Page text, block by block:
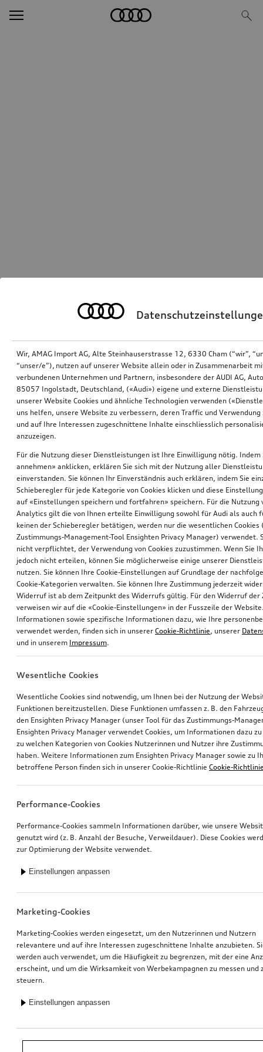
*Unverbindliche Preisempfehlung der Importeurin AMAG Import AG. Inkl.
gesetzlicher MwSt. Preise beim Audi Partner können abweichen; weitere
Wir, AMAG Import AG, Alte Steinhauserstrasse 12, 6330 Cham (“wir”,
“unser/e”), nutzen auf unserer Website allein oder in Zusammenarbeit
verbundenen Unternehmen und Partnern, insbesondere der AUDI AG,
85057 Ingolstadt, Deutschland, («Audi») eigene und externe
unserer Website Cookies und ähnliche Technologien verwenden
uns helfen, unsere Website zu verbessern, deren Traffic und Verwendung
und auf Ihre Interessen zugeschnittene Inhalte einschliesslich
anzuzeigen.
Für die Nutzung dieser Dienstleistungen ist Ihre Einwilligung nötig. Indem
annehmen» anklicken, erklären Sie sich mit der Nutzung aller
einverstanden. Sie können Ihr Einverständnis auch erklären, indem Sie
Schieberegler für jede Kategorie von Cookies klicken und diese
auf «Einstellungen speichern und fortfahren» speichern. Für die Nutzung
Analytics gilt die von Ihnen erteilte Einwilligung sowohl für Audi als auch
keinen der Schieberegler betätigen, werden nur die wesentlichen Cookies
Zustimmungs-Management-Tool Ensighten Privacy Manager) verwendet.
nicht verpflichtet, der Verwendung von Cookies zuzustimmen. Wenn Sie
jedoch nicht erteilen, können Sie möglicherweise einige unserer
nutzen. Sie können Ihre Cookie-Einstellungen auf Grundlage der
Cookie-Kategorien verwalten. Sie können Ihre Zustimmung jederzeit
Widerruf ist ab dem Zeitpunkt des Widerrufs gültig. Für den Widerruf der
verweisen wir auf die «Cookie-Einstellungen» in der Fusszeile der
Informationen sowie spezifische Informationen dazu, wie Ihre
verwendet werden, finden sich in unserer Cookie-Richtlinie, unserer
und in unserem Impressum.
Wesentliche Cookies
Wesentliche Cookies sind notwendig, um Ihnen bei der Nutzung der
Funktionen bereitzustellen. Diese Funktionen umfassen z. B. den
den Ensighten Privacy Manager (unser Tool für das Zustimmungs-
Ensighten Privacy Manager verwendet Cookies, um Informationen dazu
zu welchen Kategorien von Cookies Nutzerinnen und Nutzer ihre
haben. Weitere Informationen zum Ensighten Privacy Manager sowie zu
betroffene Person finden sich in unserer Cookie-Richtlinie Cookie-
Performance-Cookies
Performance-Cookies sammeln Informationen darüber, wie unsere
genutzt wird (z. B. Anzahl der Besuche, Verweildauer). Diese Cookies
zur Optimierung der Website verwendet.
Einstellungen anpassen
Marketing-Cookies
Marketing-Cookies werden eingesetzt, um den Nutzerinnen und Nutzern
relevantere und auf ihre Interessen zugeschnittene Inhalte anzubieten.
werden auch verwendet, um die Häufigkeit zu begrenzen, mit der eine
erscheint, und um die Wirksamkeit von Werbekampagnen zu messen und
steuern.
Einstellungen anpassen